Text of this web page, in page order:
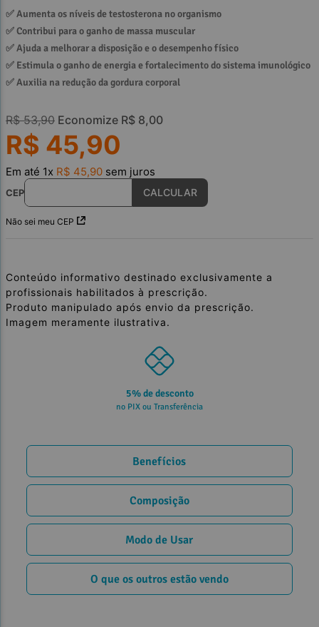
✅ Aumenta os níveis de testosterona no organismo
✅ Contribui para o ganho de massa muscular
✅ Ajuda a melhorar a disposição e o desempenho físico
✅ Estimula o ganho de energia e fortalecimento do sistema imunológico
✅ Auxilia na redução da gordura corporal
R$ 53,90 Economize R$ 8,00
R$ 45,90
Em até 1x R$ 45,90 sem juros
CEP
Não sei meu CEP
Conteúdo informativo destinado exclusivamente a
profissionais habilitados à prescrição.
Produto manipulado após envio da prescrição.
Imagem meramente ilustrativa.
5% de desconto
no PIX ou Transferência
Benefícios
Composição
Modo de Usar
O que os outros estão vendo